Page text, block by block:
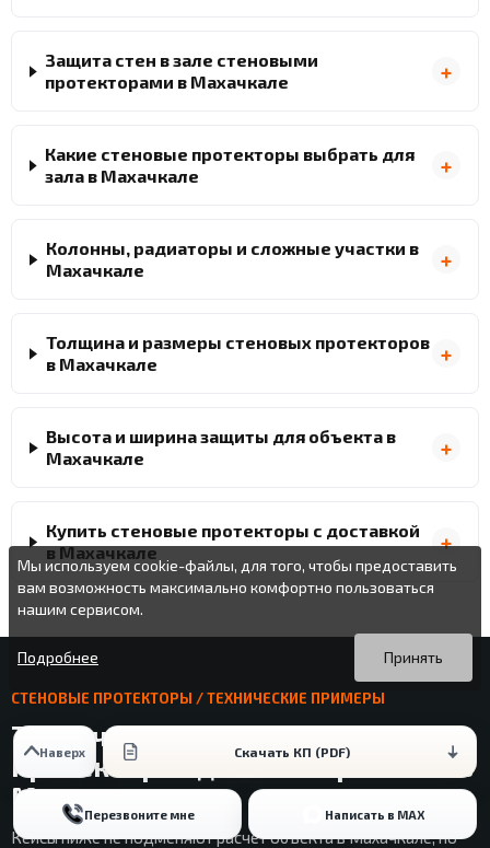
Защита стен в зале стеновыми
протекторами в Махачкале
Какие стеновые протекторы выбрать для
зала в Махачкале
Колонны, радиаторы и сложные участки в
Махачкале
Толщина и размеры стеновых протекторов
в Махачкале
Высота и ширина защиты для объекта в
Махачкале
Купить стеновые протекторы с доставкой
в Махачкале
СТЕНОВЫЕ ПРОТЕКТОРЫ / ТЕХНИЧЕСКИЕ ПРИМЕРЫ
Технические примеры стеновых
протекторов для планирования в
Махачкале
Кейсы ниже не подменяют расчет объекта в Махачкале, но
Наверх Скачать КП (PDF)
Перезвоните мне Написать в MAX
Мы используем cookie-файлы, для того, чтобы предоставить
вам возможность максимально комфортно пользоваться
нашим сервисом.
Вы можете подробнее прочитать о cookie-файлах в открытых
источниках или изменить настройки своего браузера.
Продолжая пользоваться данным сайтом без изменения
настроек вы даете согласие на использование ваших cookie-
Принять
Подробнее